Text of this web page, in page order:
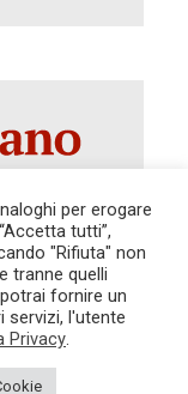
31
per erogare
tutti”,
"Rifiuta" non
tranne quelli
fornire un
servizi, l'utente
Privacy.